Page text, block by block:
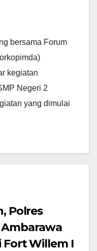
bersama Forum
kegiatan
Negeri 2
yang dimulai
Polres
Fort Willem I